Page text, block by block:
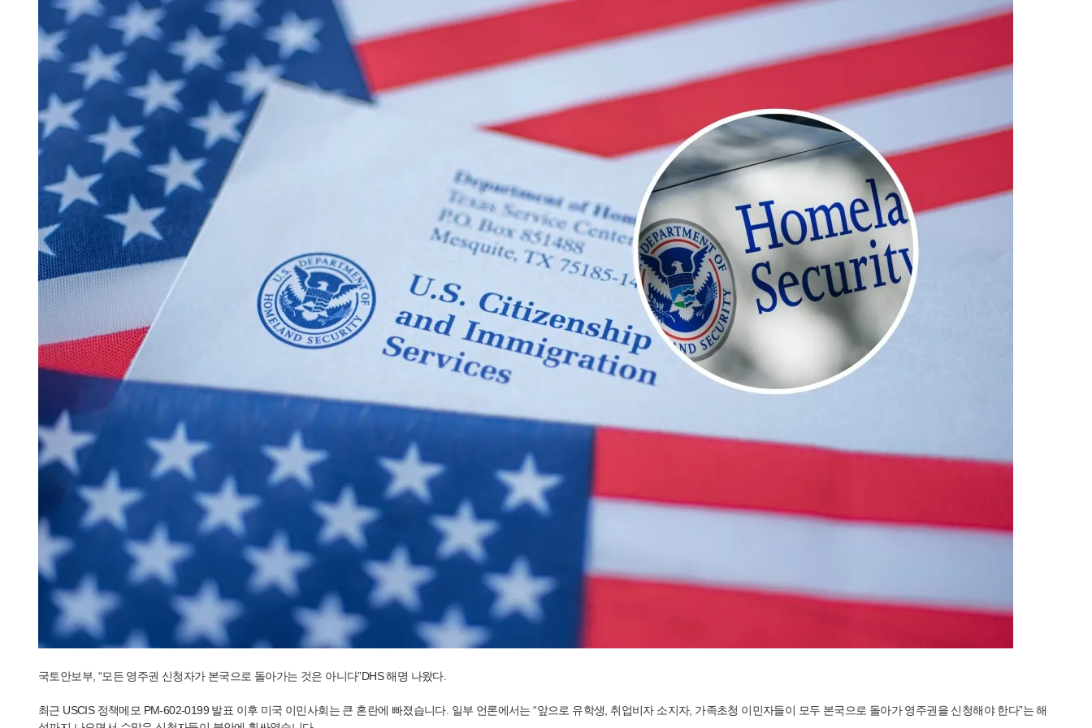
국토안보부, “모든 영주권 신청자가 본국으로 돌아가는 것은 아니다”DHS 해명 나왔다.
최근 USCIS 정책메모 PM-602-0199 발표 이후 미국 이민사회는 큰 혼란에 빠졌습니다. 일부 언론에서는 “앞으로 유학생, 취업비자 소지자, 가족초청 이민자들이 모두 본국으로 돌아가 영주권을 신청해야 한다”는 해